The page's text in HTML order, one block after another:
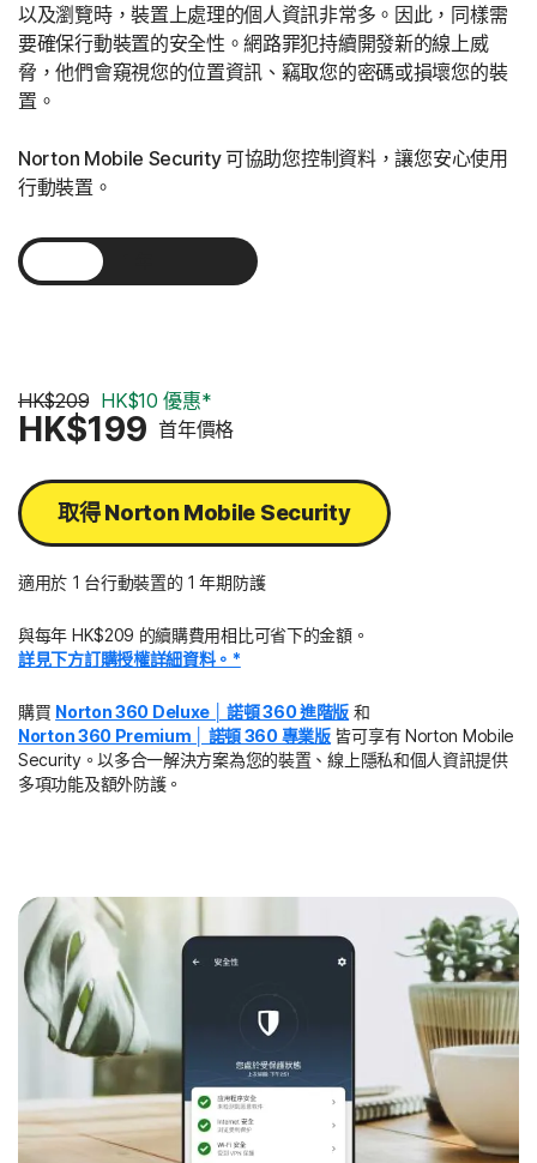
以及瀏覽時，裝置上處理的個人資訊非常多。因此，同樣需
要確保行動裝置的安全性。網路罪犯持續開發新的線上威
脅，他們會窺視您的位置資訊、竊取您的密碼或損壞您的裝
置。
Norton Mobile Security 可協助您控制資料，讓您安心使用
行動裝置。
HK$209 HK$10 優惠*
HK$199 首年價格
取得 Norton Mobile Security
適用於 1 台行動裝置的 1 年期防護
與每年 HK$209 的續購費用相比可省下的金額。
詳見下方訂購授權詳細資料。*
購買 Norton 360 Deluxe │ 諾頓 360 進階版 和
Norton 360 Premium │ 諾頓 360 專業版皆可享有 Norton Mobile
Security。以多合一解決方案為您的裝置、線上隱私和個人資訊提供
多項功能及額外防護。